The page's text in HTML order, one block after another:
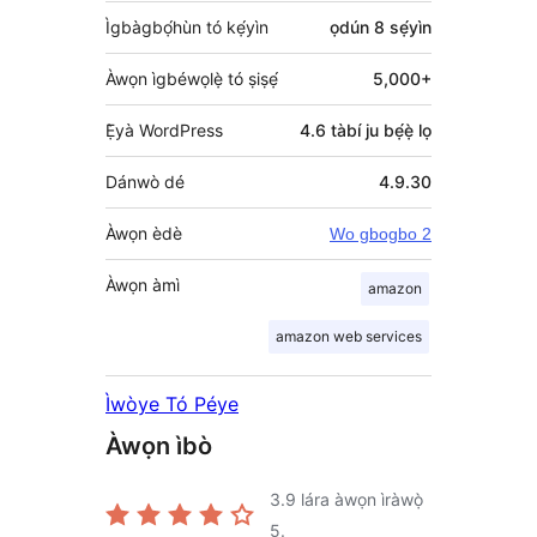
Ìgbàgbọ́hùn tó kẹ́yìn ọdún 8 sẹ́yìn
Àwọn ìgbéwọlẹ̀ tó ṣiṣẹ́ 5,000+
Ẹ̀yà WordPress 4.6 tàbí ju bẹ́ẹ̀ lọ
Dánwò dé 4.9.30
Àwọn èdè Wo gbogbo 2
Àwọn àmì amazon
amazon web services
Ìwòye Tó Péye
Àwọn ìbò
3.9 lára àwọn ìràwọ̀
5.